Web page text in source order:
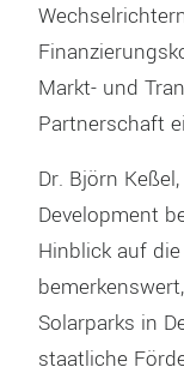
Markt- und
Partnerschaft
Dr. Björn
Development
Hinblick auf
Solarparks in
staatliche